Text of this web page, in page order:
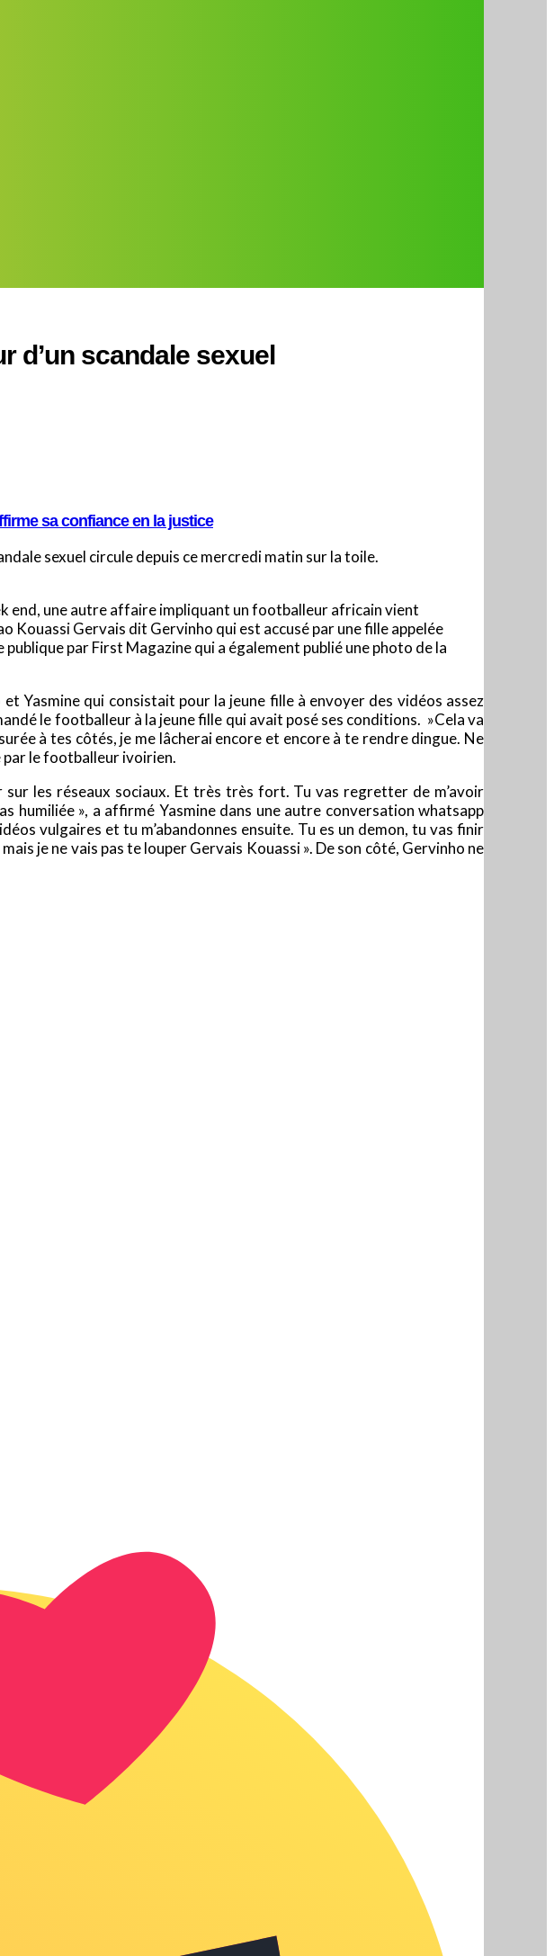
d’un scandale sexuel
sa confiance en la justice
sexuel circule depuis ce mercredi matin sur la toile.
end, une autre affaire impliquant un footballeur africain vient
Kouassi Gervais dit Gervinho qui est accusé par une fille appelée
par First Magazine qui a également publié une photo de la
Yasmine qui consistait pour la jeune fille à envoyer des vidéos assez
le footballeur à la jeune fille qui avait posé ses conditions. »Cela va
à tes côtés, je me lâcherai encore et encore à te rendre dingue. Ne
par le footballeur ivoirien.
les réseaux sociaux. Et très très fort. Tu vas regretter de m’avoir
humiliée », a affirmé Yasmine dans une autre conversation whatsapp
vulgaires et tu m’abandonnes ensuite. Tu es un demon, tu vas finir
je ne vais pas te louper Gervais Kouassi ». De son côté, Gervinho ne